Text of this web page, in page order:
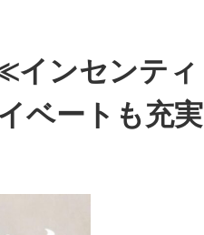
ンセンティ
ベートも充実